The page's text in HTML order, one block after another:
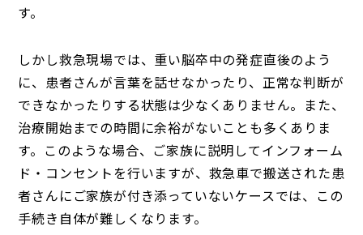
す。
しかし救急現場では、重い脳卒中の発症直後のよう
に、患者さんが言葉を話せなかったり、正常な判断が
できなかったりする状態は少なくありません。また、
治療開始までの時間に余裕がないことも多くありま
す。このような場合、ご家族に説明してインフォーム
ド・コンセントを行いますが、救急車で搬送された患
者さんにご家族が付き添っていないケースでは、この
手続き自体が難しくなります。